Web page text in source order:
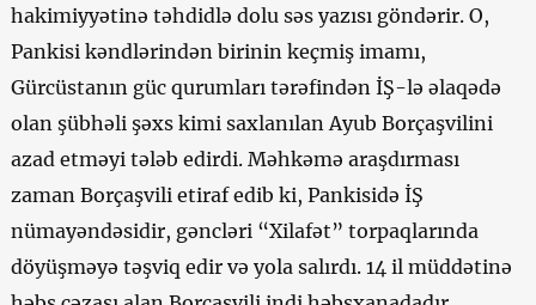
hakimiyyətinə təhdidlə dolu səs yazısı göndərir. O,
Pankisi kəndlərindən birinin keçmiş imamı,
Gürcüstanın güc qurumları tərəfindən İŞ-lə əlaqədə
olan şübhəli şəxs kimi saxlanılan Ayub Borçaşvilini
azad etməyi tələb edirdi. Məhkəmə araşdırması
zaman Borçaşvili etiraf edib ki, Pankisidə İŞ
nümayəndəsidir, gəncləri “Xilafət” torpaqlarında
döyüşməyə təşviq edir və yola salırdı. 14 il müddətinə